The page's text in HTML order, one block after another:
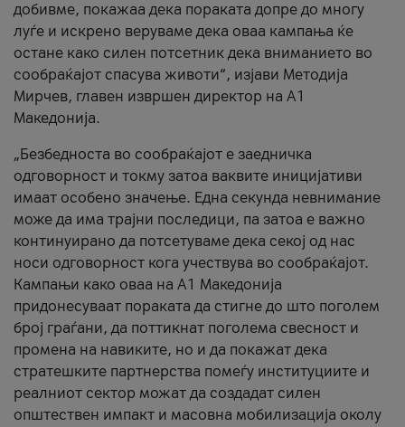
добивме, покажаа дека пораката допре до многу
луѓе и искрено веруваме дека оваа кампања ќе
остане како силен потсетник дека вниманието во
сообраќајот спасува животи“, изјави Методија
Мирчев, главен извршен директор на А1
Македонија.
„Безбедноста во сообраќајот е заедничка
одговорност и токму затоа ваквите иницијативи
имаат особено значење. Една секунда невнимание
може да има трајни последици, па затоа е важно
континуирано да потсетуваме дека секој од нас
носи одговорност кога учествува во сообраќајот.
Кампањи како оваа на A1 Македонија
придонесуваат пораката да стигне до што поголем
број граѓани, да поттикнат поголема свесност и
промена на навиките, но и да покажат дека
стратешките партнерства помеѓу институциите и
реалниот сектор можат да создадат силен
општествен импакт и масовна мобилизација околу